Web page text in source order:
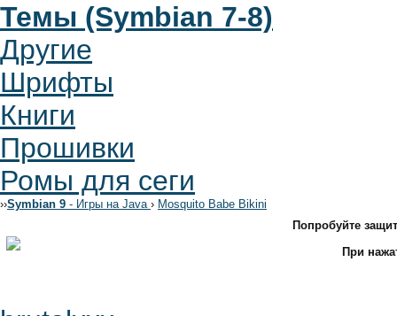
Темы (Symbian 7-8)
Другие
Шрифты
Книги
Прошивки
Ромы для сеги
››Symbian 9 - Игры на Java › Mosquito Babe Bikini
Попробуйте
При